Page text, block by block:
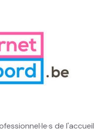
de l'accueil